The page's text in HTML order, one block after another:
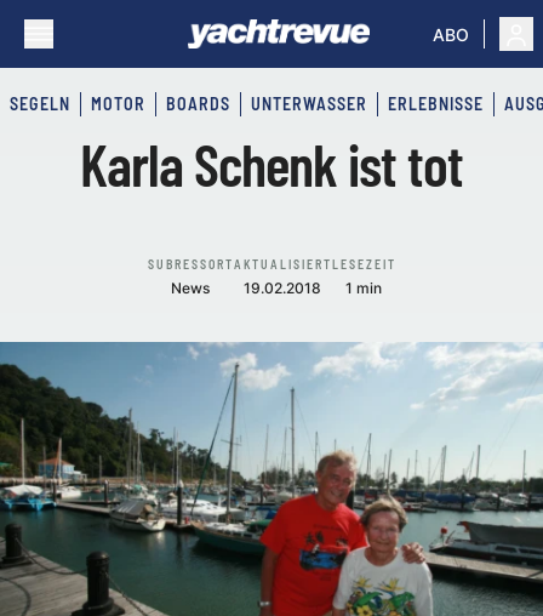
ABO
SEGELN MOTOR BOARDS UNTERWASSER ERLEBNISSE
Karla Schenk ist tot
SUBRESSORT
News
AKTUALISIERT
19.02.2018
LESEZEIT
1 min